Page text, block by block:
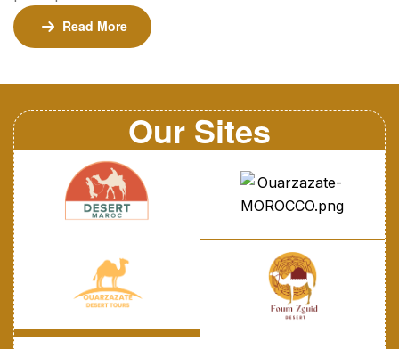
circuit Foum Zguid vous invite à explorer les paysages
époustouflants du désert, offrant une expérience
et ses oasis verdoyantes, ce circuit promet des
moments inoubliables sous les étoiles. Vous
découvrirez la beauté brute […]
Read More
Our Sites